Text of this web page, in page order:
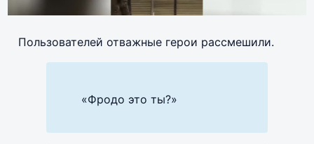
Пользователей отважные герои рассмешили.
«Фродо это ты?»